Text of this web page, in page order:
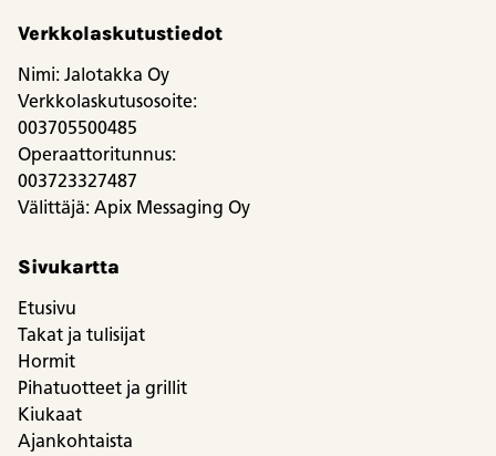
Verkkolaskutustiedot
Nimi: Jalotakka Oy
Verkkolaskutusosoite:
003705500485
Operaattoritunnus:
003723327487
Välittäjä: Apix Messaging Oy
Sivukartta
Etusivu
Takat ja tulisijat
Hormit
Pihatuotteet ja grillit
Kiukaat
Ajankohtaista